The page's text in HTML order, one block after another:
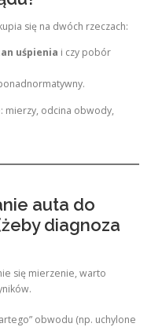
się na dwóch rzeczach:
uśpienia i czy pobór
mierzy, odcina obwody,
auta do
diagnoza
się mierzenie, warto
obwodu (np. uchylone